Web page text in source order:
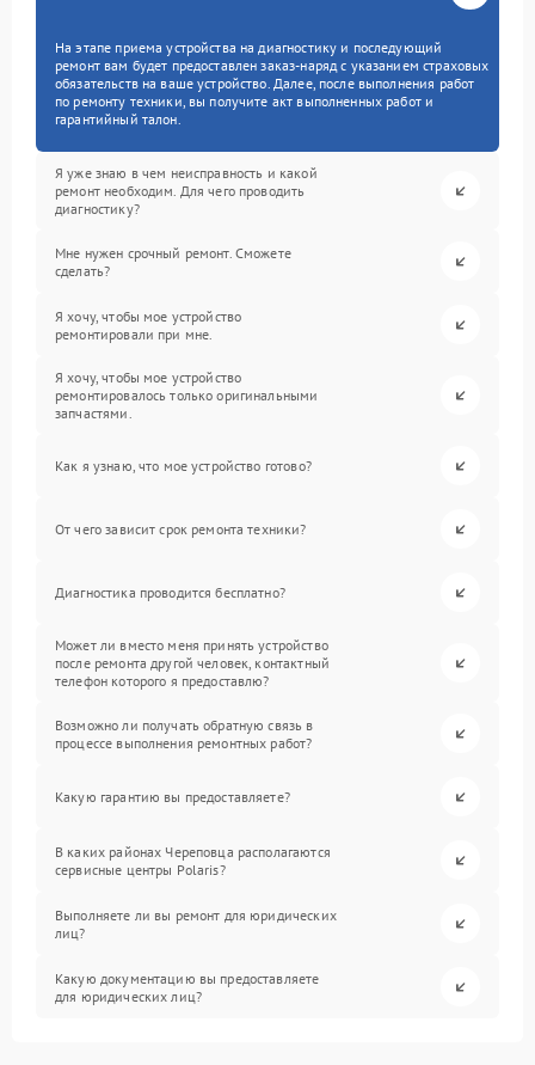
На этапе приема устройства на диагностику и последующий
ремонт вам будет предоставлен заказ-наряд с указанием страховых
обязательств на ваше устройство. Далее, после выполнения работ
по ремонту техники, вы получите акт выполненных работ и
гарантийный талон.
Я уже знаю в чем неисправность и какой
ремонт необходим. Для чего проводить
диагностику?
Мне нужен срочный ремонт. Сможете
сделать?
Я хочу, чтобы мое устройство
ремонтировали при мне.
Я хочу, чтобы мое устройство
ремонтировалось только оригинальными
запчастями.
Как я узнаю, что мое устройство готово?
От чего зависит срок ремонта техники?
Диагностика проводится бесплатно?
Может ли вместо меня принять устройство
после ремонта другой человек, контактный
телефон которого я предоставлю?
Возможно ли получать обратную связь в
процессе выполнения ремонтных работ?
Какую гарантию вы предоставляете?
В каких районах Череповца располагаются
сервисные центры Polaris?
Выполняете ли вы ремонт для юридических
лиц?
Какую документацию вы предоставляете
для юридических лиц?